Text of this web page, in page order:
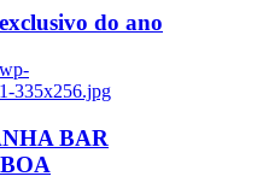
do ano
335x256.jpg
BAR